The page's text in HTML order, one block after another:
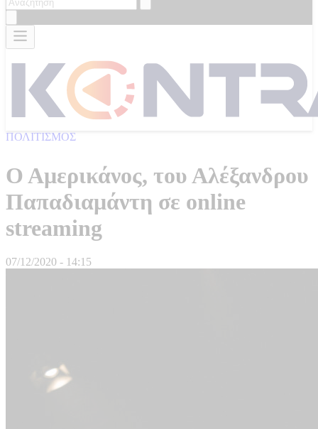
ΠΟΛΙΤΙΣΜΟΣ
Ο Αμερικάνος, του Αλέξανδρου
Παπαδιαμάντη σε online
streaming
07/12/2020 - 14:15